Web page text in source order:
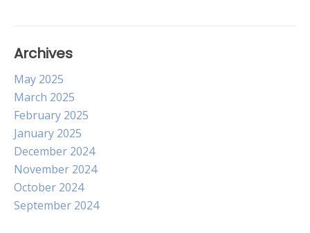
Archives
May 2025
March 2025
February 2025
January 2025
December 2024
November 2024
October 2024
September 2024